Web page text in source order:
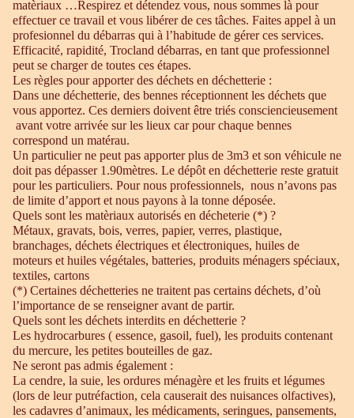
matèriaux …Respirez et détendez vous, nous sommes là pour
effectuer ce travail et vous libérer de ces tâches. Faites appel à un
profesionnel du débarras qui à l’habitude de gérer ces services.
Efficacité, rapidité, Trocland débarras, en tant que professionnel
peut se charger de toutes ces étapes.
Les règles pour apporter des déchets en déchetterie :
Dans une déchetterie, des bennes réceptionnent les déchets que
vous apportez. Ces derniers doivent être triés consciencieusement
avant votre arrivée sur les lieux car pour chaque bennes
correspond un matérau.
Un particulier ne peut pas apporter plus de 3m3 et son véhicule ne
doit pas dépasser 1.90mètres. Le dépôt en déchetterie reste gratuit
pour les particuliers. Pour nous professionnels, nous n’avons pas
de limite d’apport et nous payons à la tonne déposée.
Quels sont les matèriaux autorisés en décheterie (*) ?
Métaux, gravats, bois, verres, papier, verres, plastique,
branchages, déchets électriques et électroniques, huiles de
moteurs et huiles végétales, batteries, produits ménagers spéciaux,
textiles, cartons
(*) Certaines déchetteries ne traitent pas certains déchets, d’où
l’importance de se renseigner avant de partir.
Quels sont les déchets interdits en déchetterie ?
Les hydrocarbures ( essence, gasoil, fuel), les produits contenant
du mercure, les petites bouteilles de gaz.
Ne seront pas admis également :
La cendre, la suie, les ordures ménagère et les fruits et légumes
(lors de leur putréfaction, cela causerait des nuisances olfactives),
les cadavres d’animaux, les médicaments, seringues, pansements,